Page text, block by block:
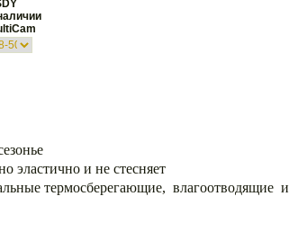
эластично и не стесняет
термосберегающие, влагоотводящие и